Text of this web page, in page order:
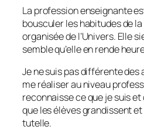
La profession enseignante
bousculer les habitudes de
organisée de l’Univers. Elle
semble qu’elle en rende
Je ne suis pas différente des
me réaliser au niveau
reconnaisse ce que je suis
que les élèves grandissent
tutelle.